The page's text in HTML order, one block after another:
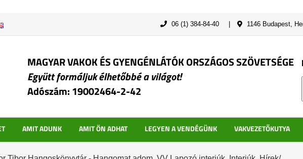
06 (1) 384-84-40 1146 Budapest,
MAGYAR VAKOK ÉS GYENGÉNLÁTÓK ORSZÁGOS SZÖVETSÉGE
Együtt formáljuk élhetőbbé a világot!
Adószám: 19002464-2-42
AMIT ADUNK AMIT ÖN ADHAT LEGYEN A VENDÉGÜNK VAKVEZETŐKUTYA